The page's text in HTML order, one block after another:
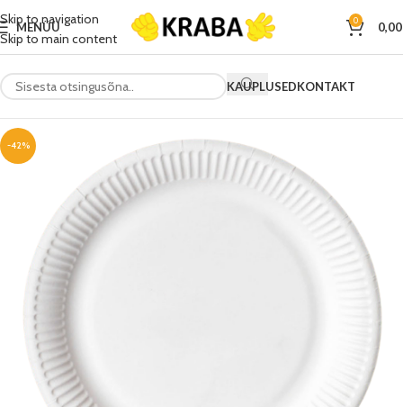
Skip to navigation
Skip to main content
MENÜÜ 0
KAUPLUSEDKONTAKT
-42%